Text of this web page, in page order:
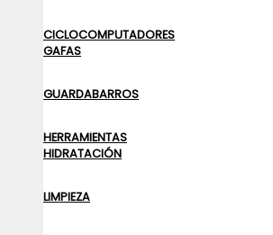
CICLOCOMPUTADORES
GAFAS
GUARDABARROS
HERRAMIENTAS
HIDRATACIÓN
LIMPIEZA